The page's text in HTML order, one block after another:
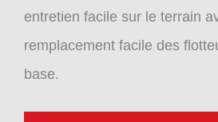
entretien facile sur le terrain
remplacement facile des
base.